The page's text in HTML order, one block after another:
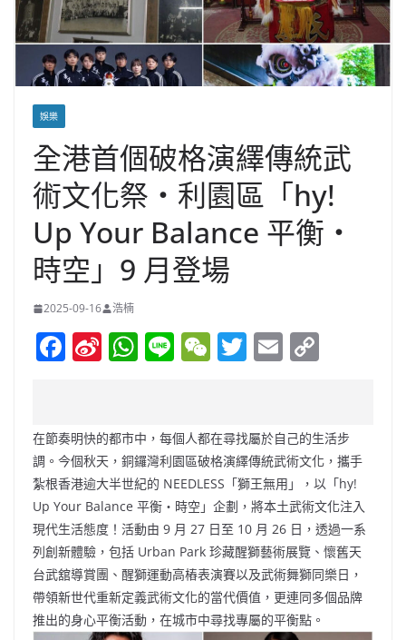
娛樂
全港首個破格演繹傳統武
術文化祭・利園區「hy!
Up Your Balance 平衡・
時空」9 月登場
2025-09-16 浩楠
F
e
b
o
o
k
Si
W
ei
b
o
W
s
A
p
p
Li W
h
at
T
er
E
l y
Li
n
k
在節奏明快的都市中，每個人都在尋找屬於自己的生活步
調。今個秋天，銅鑼灣利園區破格演繹傳統武術文化，攜手
紮根香港逾大半世紀的 NEEDLESS「獅王無用」，以「hy!
Up Your Balance 平衡・時空」企劃，將本土武術文化注入
現代生活態度！活動由 9 月 27 日至 10 月 26 日，透過一系
列創新體驗，包括 Urban Park 珍藏醒獅藝術展覽、懷舊天
台武舘導賞團、醒獅運動高樁表演賽以及武術舞獅同樂日，
帶領新世代重新定義武術文化的當代價值，更連同多個品牌
推出的身心平衡活動，在城市中尋找專屬的平衡點。